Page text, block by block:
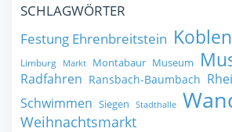
SCHLAGWÖRTER
Festung Ehrenbreitstein
Limburg Markt Montabaur Museum
Radfahren Ransbach-Baumbach
Schwimmen Siegen Stadthalle
Weihnachtsmarkt